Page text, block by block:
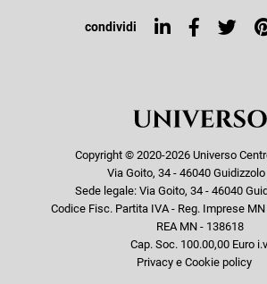
Top ricerche
condividi
Copyright © 2020-2026 Universo
Via Goito, 34 - 46040
Sede legale: Via Goito, 34 - 46040
Codice Fisc. Partita IVA - Reg. Imprese
REA MN - 138618
Cap. Soc. 100.00,00 Euro
Privacy e Cookie policy